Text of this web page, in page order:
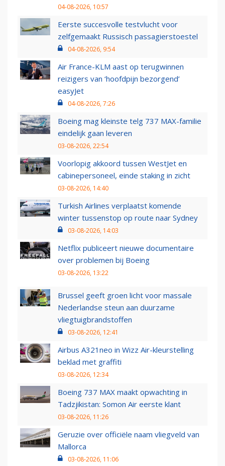
04-08-2026, 10:57
Eerste succesvolle testvlucht voor
zelfgemaakt Russisch passagierstoestel
04-08-2026, 9:54
Air France-KLM aast op terugwinnen
reizigers van ‘hoofdpijn bezorgend’
easyJet
04-08-2026, 7:26
Boeing mag kleinste telg 737 MAX-familie
eindelijk gaan leveren
03-08-2026, 22:54
Voorlopig akkoord tussen WestJet en
cabinepersoneel, einde staking in zicht
03-08-2026, 14:40
Turkish Airlines verplaatst komende
winter tussenstop op route naar Sydney
03-08-2026, 14:03
Netflix publiceert nieuwe documentaire
over problemen bij Boeing
03-08-2026, 13:22
Brussel geeft groen licht voor massale
Nederlandse steun aan duurzame
vliegtuigbrandstoffen
03-08-2026, 12:41
Airbus A321neo in Wizz Air-kleurstelling
beklad met graffiti
03-08-2026, 12:34
Boeing 737 MAX maakt opwachting in
Tadzjikistan: Somon Air eerste klant
03-08-2026, 11:26
Geruzie over officiële naam vliegveld van
Mallorca
03-08-2026, 11:06